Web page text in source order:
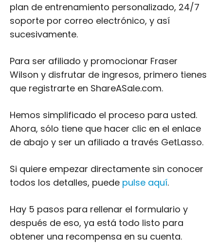
plan de entrenamiento personalizado, 24/7
soporte por correo electrónico, y así
sucesivamente.
Para ser afiliado y promocionar Fraser
Wilson y disfrutar de ingresos, primero tienes
que registrarte en ShareASale.com.
Hemos simplificado el proceso para usted.
Ahora, sólo tiene que hacer clic en el enlace
de abajo y ser un afiliado a través GetLasso.
Si quiere empezar directamente sin conocer
todos los detalles, puede pulse aquí.
Hay 5 pasos para rellenar el formulario y
después de eso, ya está todo listo para
obtener una recompensa en su cuenta.